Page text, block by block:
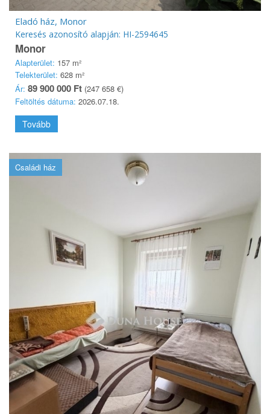
Eladó ház, Monor
Keresés azonosító alapján: HI-2594645
Monor
Alapterület: 157 m²
Telekterület: 628 m²
Ár: 89 900 000 Ft (247 658 €)
Feltöltés dátuma: 2026.07.18.
Tovább
Családi ház